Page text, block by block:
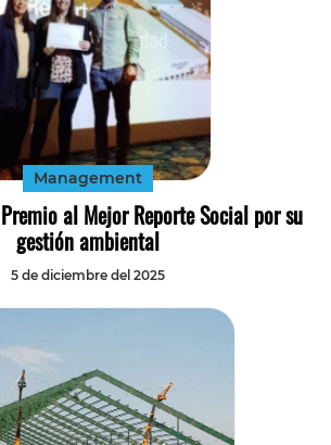
Management
al Mejor Reporte Social por su
gestión ambiental
5 de diciembre del 2025